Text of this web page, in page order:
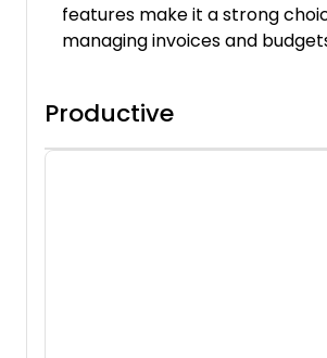
features make it a strong
managing invoices and
Productive